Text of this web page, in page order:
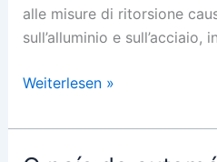
alle misure di ritorsione
sull’alluminio e
Il
Protezionista
Weiterlesen »